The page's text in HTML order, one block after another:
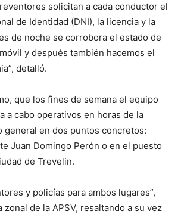
solicitan a cada conductor el
de Identidad (DNI), la licencia y la
de noche se corrobora el estado de
y después también hacemos el
detalló.
que los fines de semana el equipo
a cabo operativos en horas de la
general en dos puntos concretos:
Juan Domingo Perón o en el puesto
de Trevelin.
y policías para ambos lugares”,
zonal de la APSV, resaltando a su vez